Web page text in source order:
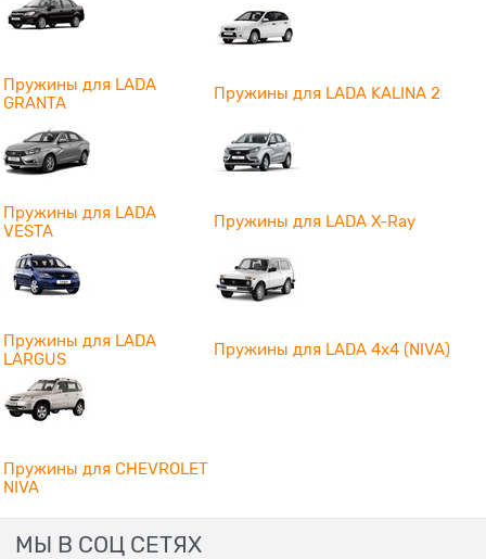
Пружины для LADA
GRANTA
Пружины для LADA KALINA 2
Пружины для LADA
VESTA
Пружины для LADA X-Ray
Пружины для LADA
LARGUS
Пружины для LADA 4x4 (NIVA)
Пружины для CHEVROLET
NIVA
МЫ В СОЦ СЕТЯХ